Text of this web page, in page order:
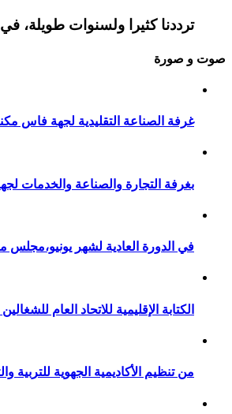
ترددنا كثيرا ولسنوات طويلة،
صوت و صورة
غرفة الصناعة التقليدية لجهة فاس
بغرفة التجارة والصناعة والخدمات
في الدورة العادية لشهر
الكتابة الإقليمية للاتحاد العام
من تنظيم الأكاديمية الجهوية